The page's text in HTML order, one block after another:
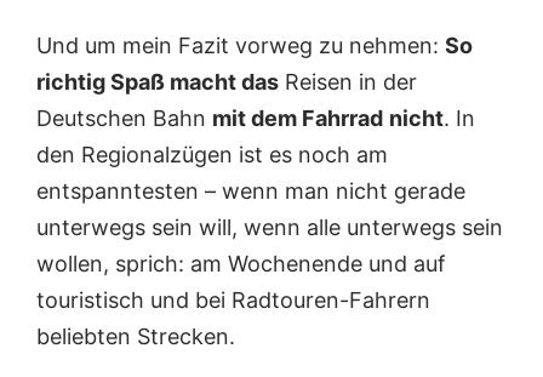
Und um mein Fazit vorweg zu nehmen: So
richtig Spaß macht das Reisen in der
Deutschen Bahn mit dem Fahrrad nicht. In
den Regionalzügen ist es noch am
entspanntesten – wenn man nicht gerade
unterwegs sein will, wenn alle unterwegs sein
wollen, sprich: am Wochenende und auf
touristisch und bei Radtouren-Fahrern
beliebten Strecken.